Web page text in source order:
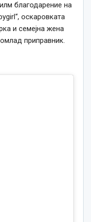
благодарение на
оскаровката
и семејна жена
приправник.